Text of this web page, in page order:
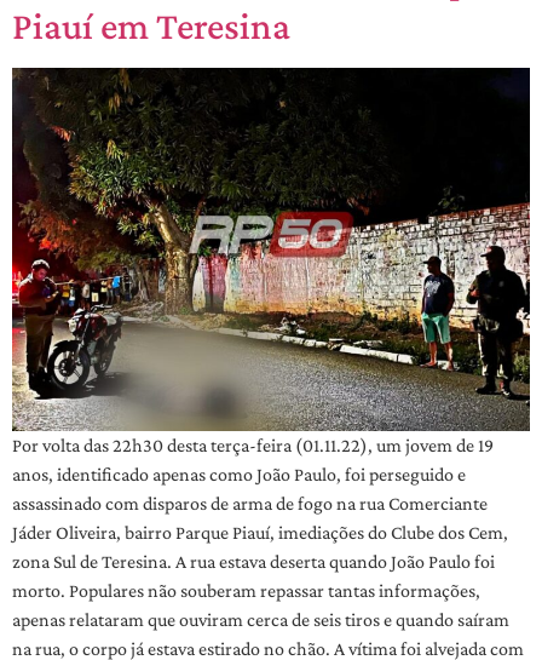
Piauí em Teresina
Por volta das 22h30 desta terça-feira (01.11.22), um jovem de 19
anos, identificado apenas como João Paulo, foi perseguido e
assassinado com disparos de arma de fogo na rua Comerciante
Jáder Oliveira, bairro Parque Piauí, imediações do Clube dos Cem,
zona Sul de Teresina. A rua estava deserta quando João Paulo foi
morto. Populares não souberam repassar tantas informações,
apenas relataram que ouviram cerca de seis tiros e quando saíram
na rua, o corpo já estava estirado no chão. A vítima foi alvejada com